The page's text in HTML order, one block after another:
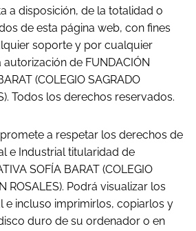
a disposición, de la totalidad o
de esta página web, con fines
soporte y por cualquier
de FUNDACIÓN
(COLEGIO SAGRADO
Todos los derechos reservados.
a respetar los derechos de
e Industrial titularidad de
SOFÍA BARAT (COLEGIO
ROSALES). Podrá visualizar los
e incluso imprimirlos, copiarlos y
duro de su ordenador o en